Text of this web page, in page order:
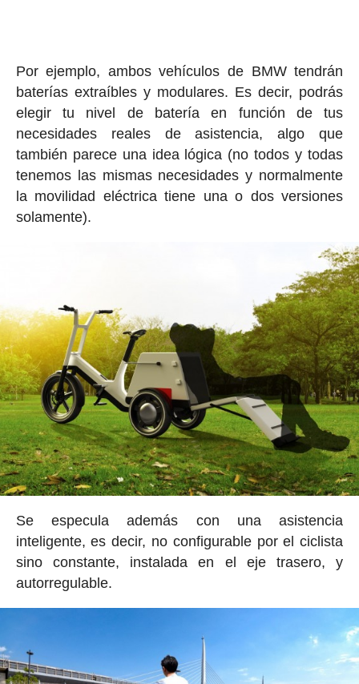
Por ejemplo, ambos vehículos de BMW tendrán
baterías extraíbles y modulares. Es decir, podrás
elegir tu nivel de batería en función de tus
necesidades reales de asistencia, algo que
también parece una idea lógica (no todos y todas
tenemos las mismas necesidades y normalmente
la movilidad eléctrica tiene una o dos versiones
solamente).
Se especula además con una asistencia
inteligente, es decir, no configurable por el ciclista
sino constante, instalada en el eje trasero, y
autorregulable.